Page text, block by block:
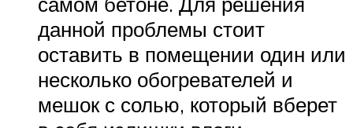
данной проблемы стоит
оставить в помещении один или
несколько обогревателей и
мешок с солью, который вберет